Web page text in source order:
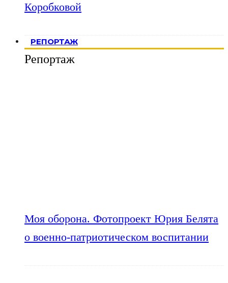
Коробковой
РЕПОРТАЖ
Репортаж
Моя оборона. Фотопроект Юрия Белята
о военно-патриотическом воспитании